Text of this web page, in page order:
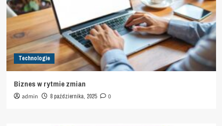
Technologie
Biznes w rytmie zmian
admin 8 października, 2025 0